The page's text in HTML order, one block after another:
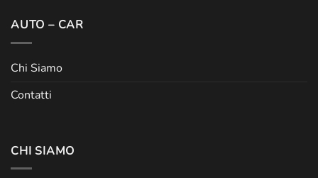
AUTO – CAR
Chi Siamo
Contatti
CHI SIAMO